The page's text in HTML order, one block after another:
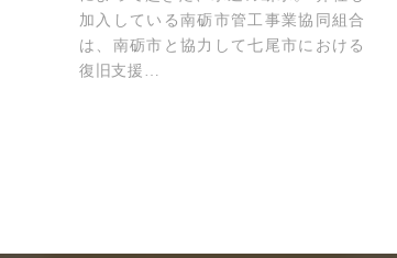
加入している南砺市管工事業協同組合
は、南砺市と協力して七尾市における
復旧支援…